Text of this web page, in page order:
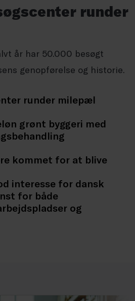
runder
år har 50.000 besøgt
genopførelse og historie.
runder milepæl
grønt byggeri med
kommet for at blive
interesse for dansk
for både
og